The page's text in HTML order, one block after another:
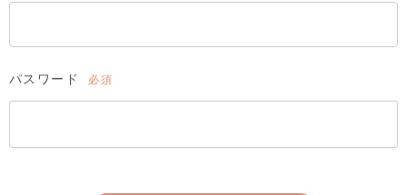
須)
パスワード
須)